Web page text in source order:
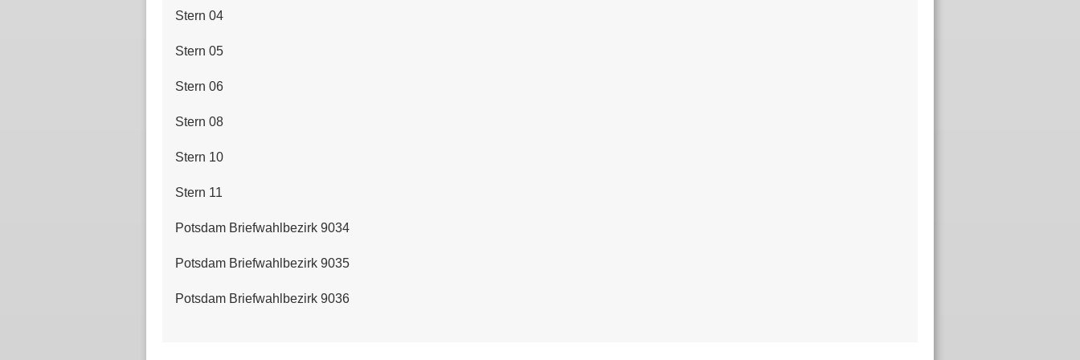
Stern 04
Stern 05
Stern 06
Stern 08
Stern 10
Stern 11
Potsdam Briefwahlbezirk 9034
Potsdam Briefwahlbezirk 9035
Potsdam Briefwahlbezirk 9036